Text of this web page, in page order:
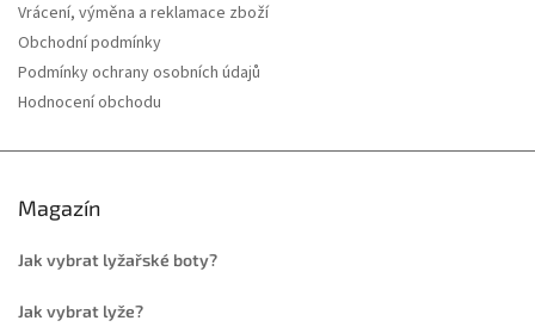
Vrácení, výměna a reklamace zboží
Obchodní podmínky
Podmínky ochrany osobních údajů
Hodnocení obchodu
Magazín
Jak vybrat lyžařské boty?
Jak vybrat lyže?